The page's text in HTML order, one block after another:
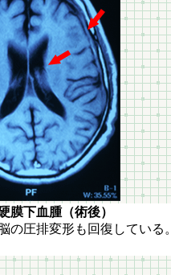
腫（術後）
の圧排変形も回復している。